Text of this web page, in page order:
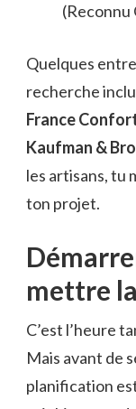
(Reconnu
Quelques
recherche
France
Kaufman &
les artisans, tu
ton projet.
mettre
C’est l’heure
Mais avant de
planification